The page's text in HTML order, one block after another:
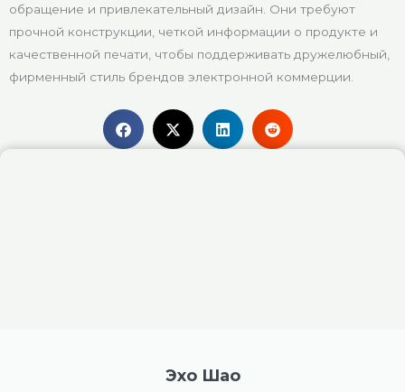
обращение и привлекательный дизайн. Они требуют
прочной конструкции, четкой информации о продукте и
качественной печати, чтобы поддерживать дружелюбный,
фирменный стиль брендов электронной коммерции.
Эхо Шао